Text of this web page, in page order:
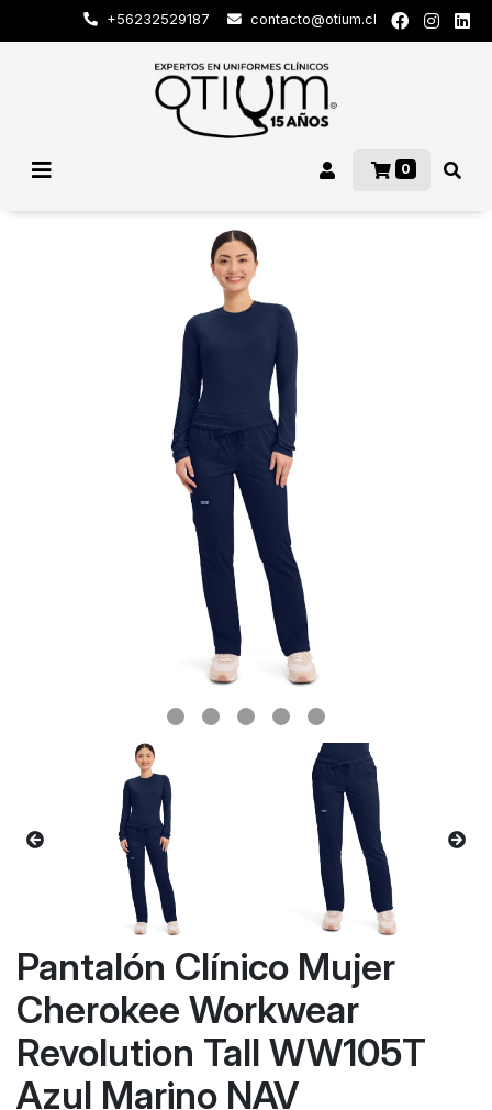
+56232529187 contacto@otium.cl
0
Pantalón Clínico Mujer
Cherokee Workwear
Revolution Tall WW105T
Azul Marino NAV